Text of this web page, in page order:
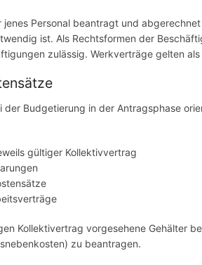
jenes Personal beantragt und
ist. Als Rechtsformen der
zulässig. Werkverträge gelten als
der Budgetierung in der Antragsphase
gültiger Kollektivvertrag
Kollektivertrag vorgesehene Gehälter
zu beantragen.